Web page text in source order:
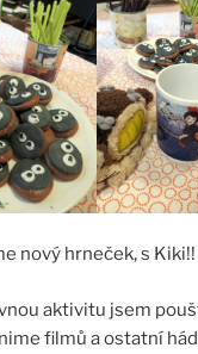
nový hrneček, s Kiki!!
aktivitu jsem
filmů a ostatní